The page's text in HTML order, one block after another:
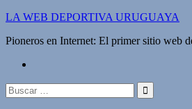
Saltar
contenido
LA WEB DEPORTIVA URUGUAYA
Pioneros en Internet: El primer sitio web
Buscar: